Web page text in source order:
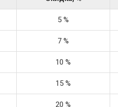
5 %
7 %
10 %
15 %
20 %